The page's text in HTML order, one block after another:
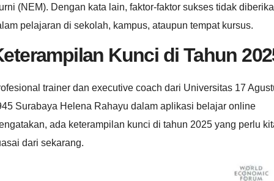
(NEM). Dengan kata lain, faktor-faktor sukses tidak
pelajaran di sekolah, kampus, ataupun tempat kursus.
Kunci di Tahun
trainer dan executive coach dari Universitas 17
Surabaya Helena Rahayu dalam aplikasi belajar online
ada keterampilan kunci di tahun 2025 yang perlu
dari sekarang.